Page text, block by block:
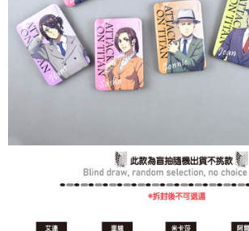
４．使用「AFTEE先享後付」時，將依據個別帳號之
時審查核予不同之上限額度；若仍有額度不足之情形
請求用戶進行身份認證。
５．嚴禁一人註冊多個帳號或使用他人資訊註冊。若
恩沛科技股份有限公司將有權停止該用戶之使用額度